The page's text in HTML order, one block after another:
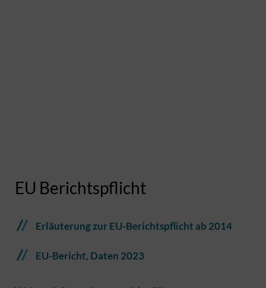
EU Berichtspflicht
Erläuterung zur EU-Berichtspflicht ab 2014
EU-Bericht, Daten 2023